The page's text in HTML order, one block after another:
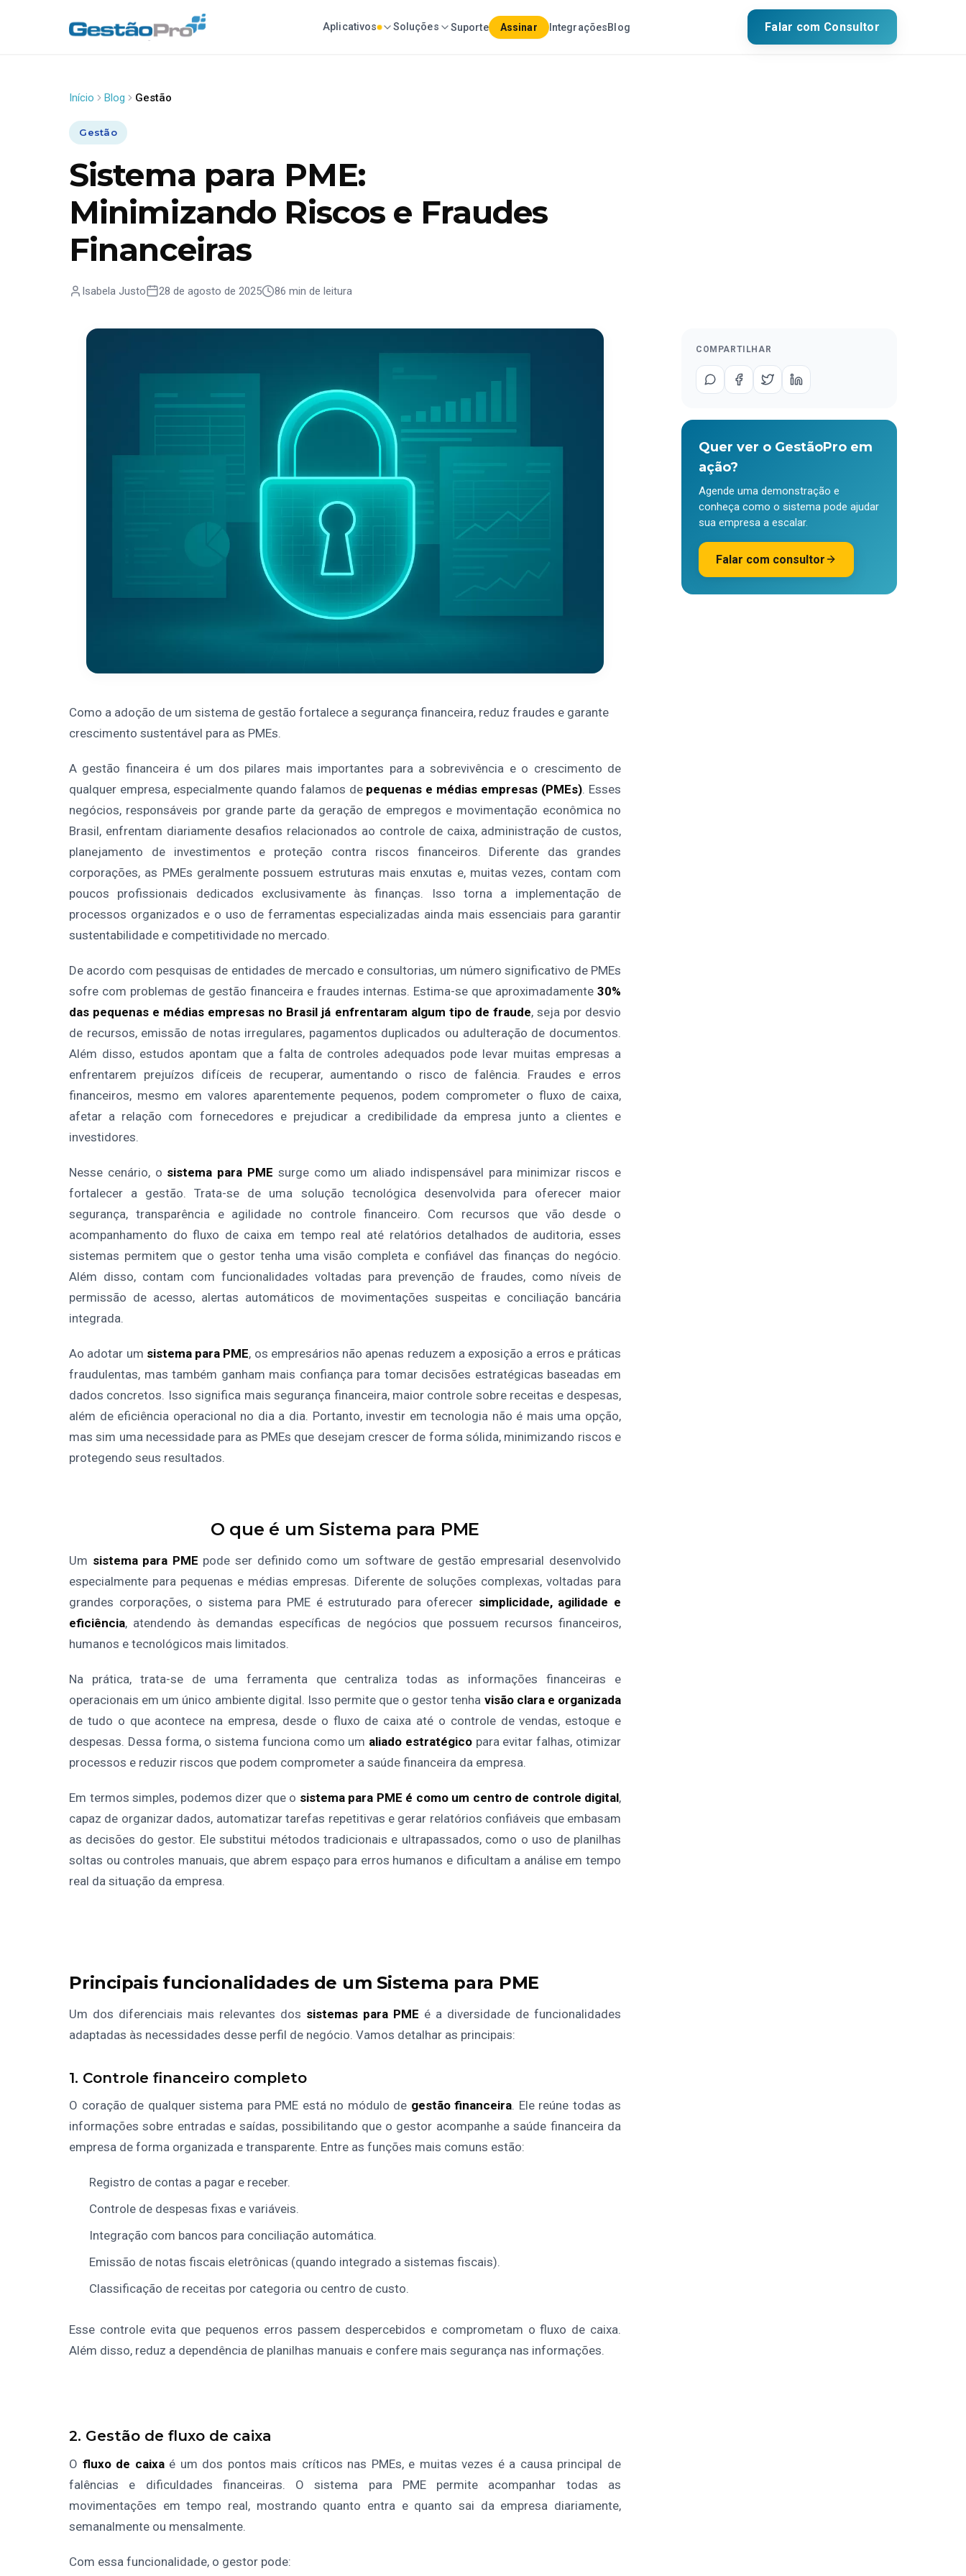
Aplicativos Soluções Suporte Assinar IntegraçõesBlog Falar com Consultor
Início Blog Gestão
Gestão
Sistema para PME:
Minimizando Riscos e Fraudes
Financeiras
Isabela Justo 28 de agosto de 2025 86 min de leitura
Como a adoção de um sistema de gestão fortalece a segurança financeira, reduz fraudes e garante
crescimento sustentável para as PMEs.
A gestão financeira é um dos pilares mais importantes para a sobrevivência e o crescimento de
qualquer empresa, especialmente quando falamos de pequenas e médias empresas (PMEs). Esses
negócios, responsáveis por grande parte da geração de empregos e movimentação econômica no
Brasil, enfrentam diariamente desafios relacionados ao controle de caixa, administração de custos,
planejamento de investimentos e proteção contra riscos financeiros. Diferente das grandes
corporações, as PMEs geralmente possuem estruturas mais enxutas e, muitas vezes, contam com
poucos profissionais dedicados exclusivamente às finanças. Isso torna a implementação de
processos organizados e o uso de ferramentas especializadas ainda mais essenciais para garantir
sustentabilidade e competitividade no mercado.
De acordo com pesquisas de entidades de mercado e consultorias, um número significativo de PMEs
sofre com problemas de gestão financeira e fraudes internas. Estima-se que aproximadamente 30%
das pequenas e médias empresas no Brasil já enfrentaram algum tipo de fraude, seja por desvio
de recursos, emissão de notas irregulares, pagamentos duplicados ou adulteração de documentos.
Além disso, estudos apontam que a falta de controles adequados pode levar muitas empresas a
enfrentarem prejuízos difíceis de recuperar, aumentando o risco de falência. Fraudes e erros
financeiros, mesmo em valores aparentemente pequenos, podem comprometer o fluxo de caixa,
afetar a relação com fornecedores e prejudicar a credibilidade da empresa junto a clientes e
investidores.
Nesse cenário, o sistema para PME surge como um aliado indispensável para minimizar riscos e
fortalecer a gestão. Trata-se de uma solução tecnológica desenvolvida para oferecer maior
segurança, transparência e agilidade no controle financeiro. Com recursos que vão desde o
acompanhamento do fluxo de caixa em tempo real até relatórios detalhados de auditoria, esses
sistemas permitem que o gestor tenha uma visão completa e confiável das finanças do negócio.
Além disso, contam com funcionalidades voltadas para prevenção de fraudes, como níveis de
permissão de acesso, alertas automáticos de movimentações suspeitas e conciliação bancária
integrada.
Ao adotar um sistema para PME, os empresários não apenas reduzem a exposição a erros e práticas
fraudulentas, mas também ganham mais confiança para tomar decisões estratégicas baseadas em
dados concretos. Isso significa mais segurança financeira, maior controle sobre receitas e despesas,
além de eficiência operacional no dia a dia. Portanto, investir em tecnologia não é mais uma opção,
mas sim uma necessidade para as PMEs que desejam crescer de forma sólida, minimizando riscos e
protegendo seus resultados.
O que é um Sistema para PME
Um sistema para PME pode ser definido como um software de gestão empresarial desenvolvido
especialmente para pequenas e médias empresas. Diferente de soluções complexas, voltadas para
grandes corporações, o sistema para PME é estruturado para oferecer simplicidade, agilidade e
eficiência, atendendo às demandas específicas de negócios que possuem recursos financeiros,
humanos e tecnológicos mais limitados.
Na prática, trata-se de uma ferramenta que centraliza todas as informações financeiras e
operacionais em um único ambiente digital. Isso permite que o gestor tenha visão clara e organizada
de tudo o que acontece na empresa, desde o fluxo de caixa até o controle de vendas, estoque e
despesas. Dessa forma, o sistema funciona como um aliado estratégicopara evitar falhas, otimizar
processos e reduzir riscos que podem comprometer a saúde financeira da empresa.
Em termos simples, podemos dizer que o sistema para PME é como um centro de controle digital,
capaz de organizar dados, automatizar tarefas repetitivas e gerar relatórios confiáveis que embasam
as decisões do gestor. Ele substitui métodos tradicionais e ultrapassados, como o uso de planilhas
soltas ou controles manuais, que abrem espaço para erros humanos e dificultam a análise em tempo
real da situação da empresa.
Principais funcionalidades de um Sistema para PME
Um dos diferenciais mais relevantes dos sistemas para PME é a diversidade de funcionalidades
adaptadas às necessidades desse perfil de negócio. Vamos detalhar as principais:
1. Controle financeiro completo
O coração de qualquer sistema para PME está no módulo de gestão financeira. Ele reúne todas as
informações sobre entradas e saídas, possibilitando que o gestor acompanhe a saúde financeira da
empresa de forma organizada e transparente. Entre as funções mais comuns estão:
Registro de contas a pagar e receber.
Controle de despesas fixas e variáveis.
Integração com bancos para conciliação automática.
Emissão de notas fiscais eletrônicas (quando integrado a sistemas fiscais).
Classificação de receitas por categoria ou centro de custo.
Esse controle evita que pequenos erros passem despercebidos e comprometam o fluxo de caixa.
Além disso, reduz a dependência de planilhas manuais e confere mais segurança nas informações.
2. Gestão de fluxo de caixa
O fluxo de caixaé um dos pontos mais críticos nas PMEs, e muitas vezes é a causa principal de
falências e dificuldades financeiras. O sistema para PME permite acompanhar todas as
movimentações em tempo real, mostrando quanto entra e quanto sai da empresa diariamente,
semanalmente ou mensalmente.
Com essa funcionalidade, o gestor pode:
COMPARTILHAR
Quer ver o GestãoPro em
ação?
Agende uma demonstração e
conheça como o sistema pode ajudar
sua empresa a escalar.
Falar com consultor